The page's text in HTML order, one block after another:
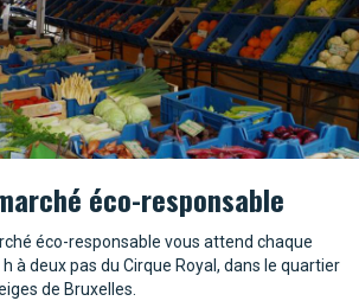
éco-responsable
éco-responsable vous attend chaque
à deux pas du Cirque Royal, dans le quartier
de Bruxelles.